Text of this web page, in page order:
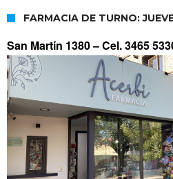
FARMACIA DE TURNO:
San Martín 1380 –Cel. 3465